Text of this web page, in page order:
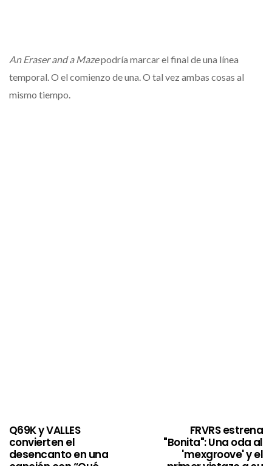
An Eraser and a Mazepodría marcar el final de una línea
temporal. O el comienzo de una. O tal vez ambas cosas al
mismo tiempo.
Q69K y VALLES
convierten el
desencanto en una
FRVRS estrena
"Bonita": Una oda al
'mexgroove' y el